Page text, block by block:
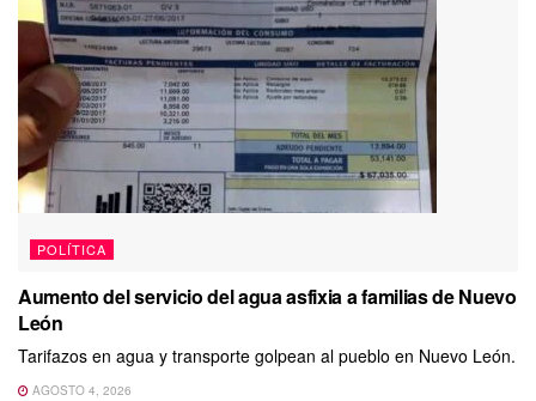
POLÍTICA
Aumento del servicio del agua asfixia a familias de Nuevo
León
Tarifazos en agua y transporte golpean al pueblo en Nuevo León.
AGOSTO 4, 2026